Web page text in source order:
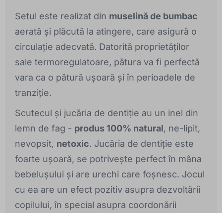
Setul este realizat din muselină de bumbac
aerată și plăcută la atingere, care asigură o
circulație adecvată. Datorită proprietăților
sale termoregulatoare, pătura va fi perfectă
vara ca o pătură ușoară și în perioadele de
tranziție.
Scutecul și jucăria de dentiție au un inel din
lemn de fag - produs 100% natural, ne-lipit,
nevopsit, netoxic. Jucăria de dentiție este
foarte ușoară, se potrivește perfect în mâna
bebelușului și are urechi care foșnesc. Jocul
cu ea are un efect pozitiv asupra dezvoltării
copilului, în special asupra coordonării